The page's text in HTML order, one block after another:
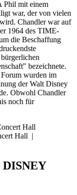
Phil mit einem
war, der von vielen
Chandler war auf
1964 des TIME-
die Beschaffung
bezeichnete.
wurden im
der Walt Disney
Obwohl Chandler
noch für
Hall |